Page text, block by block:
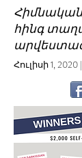
հինգ
Հուլիսի 1, 2020